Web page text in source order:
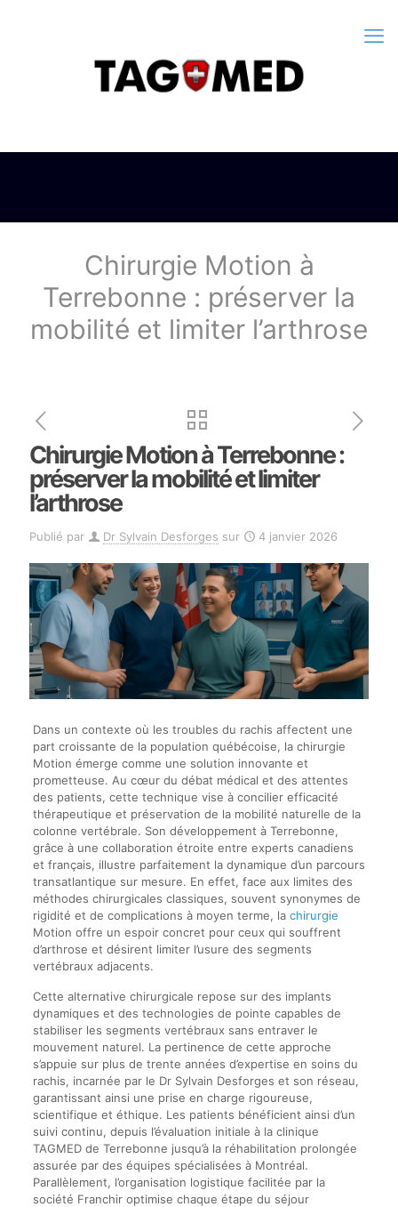
Chirurgie Motion à
Terrebonne : préserver la
mobilité et limiter l’arthrose
Chirurgie Motion à Terrebonne :
préserver la mobilité et limiter
l’arthrose
Publié par Dr Sylvain Desforges sur 4 janvier 2026
Dans un contexte où les troubles du rachis affectent une
part croissante de la population québécoise, la chirurgie
Motion émerge comme une solution innovante et
prometteuse. Au cœur du débat médical et des attentes
des patients, cette technique vise à concilier efficacité
thérapeutique et préservation de la mobilité naturelle de la
colonne vertébrale. Son développement à Terrebonne,
grâce à une collaboration étroite entre experts canadiens
et français, illustre parfaitement la dynamique d’un parcours
transatlantique sur mesure. En effet, face aux limites des
méthodes chirurgicales classiques, souvent synonymes de
rigidité et de complications à moyen terme, la chirurgie
Motion offre un espoir concret pour ceux qui souffrent
d’arthrose et désirent limiter l’usure des segments
vertébraux adjacents.
Cette alternative chirurgicale repose sur des implants
dynamiques et des technologies de pointe capables de
stabiliser les segments vertébraux sans entraver le
mouvement naturel. La pertinence de cette approche
s’appuie sur plus de trente années d’expertise en soins du
rachis, incarnée par le Dr Sylvain Desforges et son réseau,
garantissant ainsi une prise en charge rigoureuse,
scientifique et éthique. Les patients bénéficient ainsi d’un
suivi continu, depuis l’évaluation initiale à la clinique
TAGMED de Terrebonne jusqu’à la réhabilitation prolongée
assurée par des équipes spécialisées à Montréal.
Parallèlement, l’organisation logistique facilitée par la
société Franchir optimise chaque étape du séjour